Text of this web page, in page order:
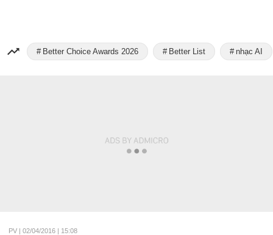
Better Choice Awards 2026 Better List nhạc AI
PV | 02/04/2016 | 15:08